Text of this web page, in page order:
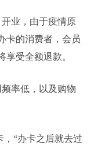
业，由于疫情原
卡的消费者，会员
受全额退款。
率低，以及购物
，“办卡之后就去过